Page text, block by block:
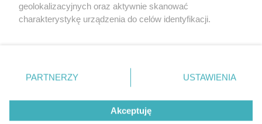
© 2026
geolokalizacyjnych oraz aktywnie skanować
charakterystykę urządzenia do celów identyfikacji.
zmienić/wycofać klikając przycisk ustawień prywatności
znajdujący się w lewym dolnym rogu strony
rodzaje przetwarzania danych nie wymagają zgody
użytkownika, ale masz prawo sprzeciwić się takiemu
PARTNERZY USTAWIENIA
Akceptuję